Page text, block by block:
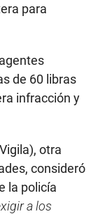
para
de 60 libras
infracción y
otra
consideró
la policía
a los